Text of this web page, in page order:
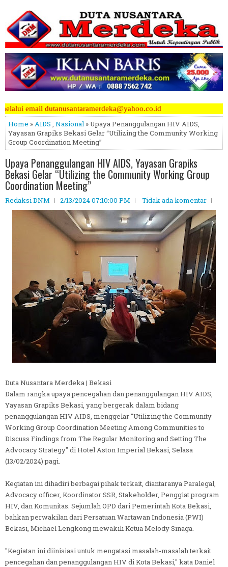
Home »AIDS , Nasional » Upaya Penanggulangan HIV AIDS,
Yayasan Grapiks Bekasi Gelar “Utilizing the Community Working
Group Coordination Meeting”
Upaya Penanggulangan HIV AIDS, Yayasan Grapiks
Bekasi Gelar “Utilizing the Community Working Group
Coordination Meeting”
Redaksi DNM 2/13/2024 07:10:00 PM Tidak ada komentar
Duta Nusantara Merdeka | Bekasi
Dalam rangka upaya pencegahan dan penanggulangan HIV AIDS,
Yayasan Grapiks Bekasi, yang bergerak dalam bidang
penanggulangan HIV AIDS, menggelar "Utilizing the Community
Working Group Coordination Meeting Among Communities to
Discuss Findings from The Regular Monitoring and Setting The
Advocacy Strategy" di Hotel Aston Imperial Bekasi, Selasa
(13/02/2024) pagi.
Kegiatan ini dihadiri berbagai pihak terkait, diantaranya Paralegal,
Advocacy officer, Koordinator SSR, Stakeholder, Penggiat program
HIV, dan Komunitas. Sejumlah OPD dari Pemerintah Kota Bekasi,
bahkan perwakilan dari Persatuan Wartawan Indonesia (PWI)
Bekasi, Michael Lengkong mewakili Ketua Melody Sinaga.
"Kegiatan ini diinisiasi untuk mengatasi masalah-masalah terkait
pencegahan dan penanggulangan HIV di Kota Bekasi," kata Daniel